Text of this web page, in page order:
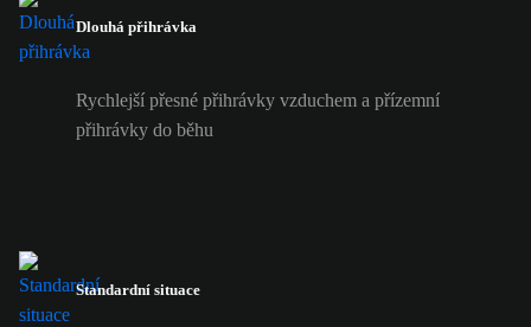
Dlouhá přihrávka
Rychlejší přesné přihrávky vzduchem a přízemní
přihrávky do běhu
Standardní situace